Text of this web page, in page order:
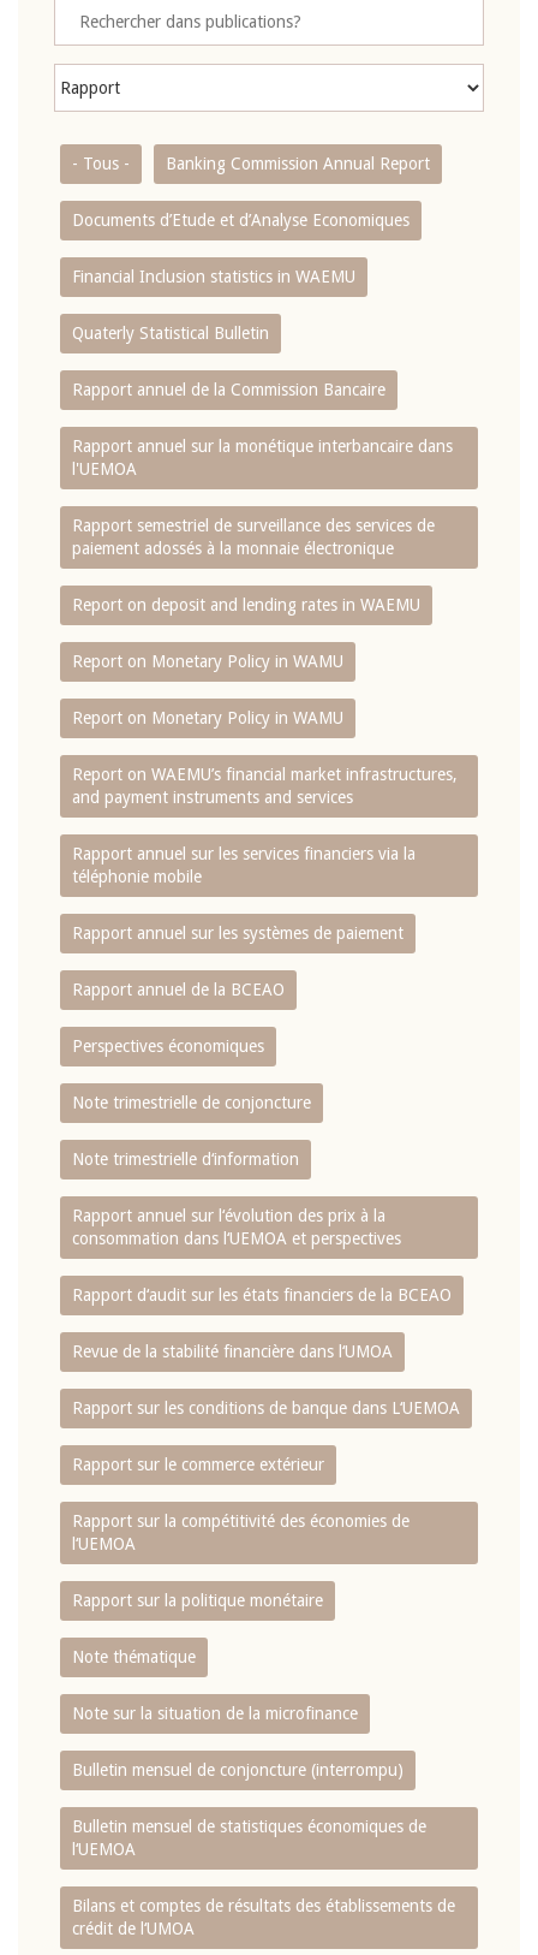
- Tous - Banking Commission Annual Report
Documents d’Etude et d’Analyse Economiques
Financial Inclusion statistics in WAEMU
Quaterly Statistical Bulletin
Rapport annuel de la Commission Bancaire
Rapport annuel sur la monétique interbancaire dans
l'UEMOA
Rapport semestriel de surveillance des services de
paiement adossés à la monnaie électronique
Report on deposit and lending rates in WAEMU
Report on Monetary Policy in WAMU
Report on Monetary Policy in WAMU
Report on WAEMU’s financial market infrastructures,
and payment instruments and services
Rapport annuel sur les services financiers via la
téléphonie mobile
Rapport annuel sur les systèmes de paiement
Rapport annuel de la BCEAO
Perspectives économiques
Note trimestrielle de conjoncture
Note trimestrielle d‘information
Rapport annuel sur l‘évolution des prix à la
consommation dans l‘UEMOA et perspectives
Rapport d‘audit sur les états financiers de la BCEAO
Revue de la stabilité financière dans l‘UMOA
Rapport sur les conditions de banque dans L‘UEMOA
Rapport sur le commerce extérieur
Rapport sur la compétitivité des économies de
l‘UEMOA
Rapport sur la politique monétaire
Note thématique
Note sur la situation de la microfinance
Bulletin mensuel de conjoncture (interrompu)
Bulletin mensuel de statistiques économiques de
l‘UEMOA
Bilans et comptes de résultats des établissements de
crédit de l‘UMOA